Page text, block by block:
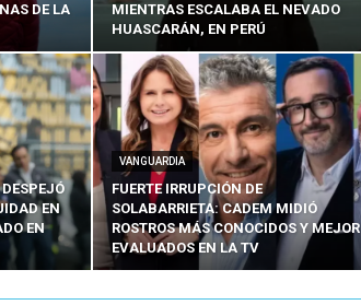
DE LA
MIENTRAS ESCALABA EL NEVADO
HUASCARÁN, EN PERÚ
EN
EN
VANGUARDIA
FUERTE IRRUPCIÓN DE
SOLABARRIETA: CADEM MIDIÓ
ROSTROS MÁS CONOCIDOS Y MEJOR
EVALUADOS EN LA TV